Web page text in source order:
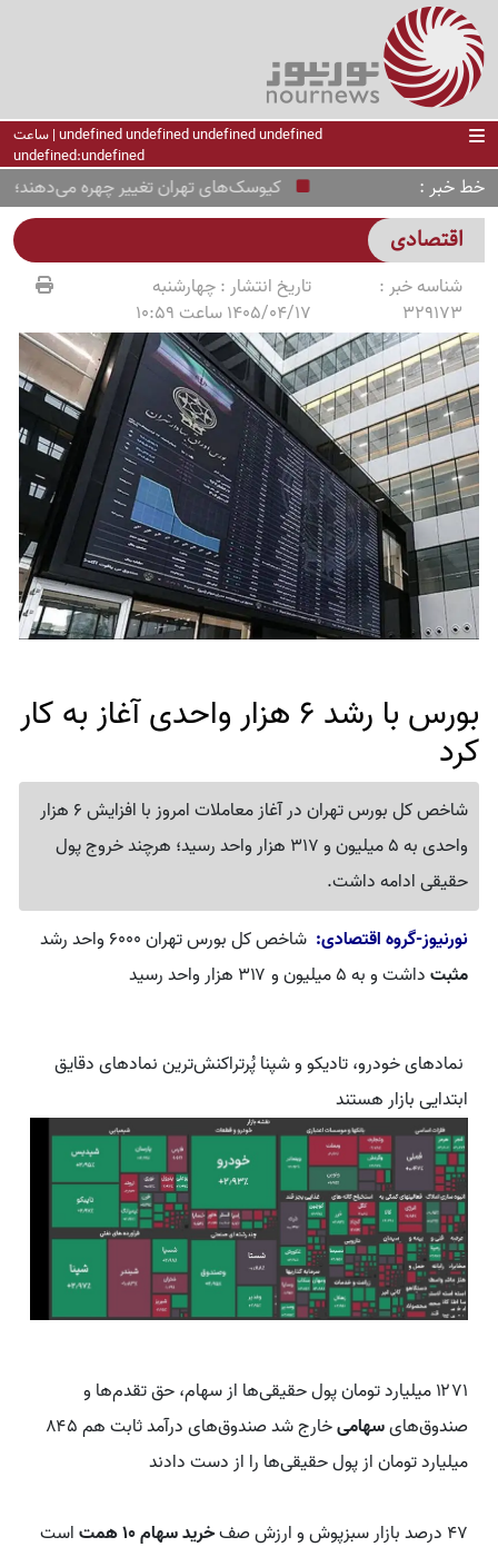
undefined undefined undefined undefined | ساعت
undefined:undefined
خط خبر کیوسک‌های تهران تغییر چهره می‌دهند؛
اقتصادی
شناسه خبر :
329173
تاریخ انتشار :چهارشنبه
1405/04/17 ساعت 10:59
بورس با رشد 6 هزار واحدی آغاز به کار
کرد
شاخص کل بورس تهران در آغاز معاملات امروز با افزایش 6 هزار
واحدی به 5 میلیون و 317 هزار واحد رسید؛ هرچند خروج پول
حقیقی ادامه داشت.
نورنیوز-گروه اقتصادی: شاخص کل بورس تهران ۶۰۰۰ واحد رشد
مثبتداشت و به ۵ میلیون و ۳۱۷ هزار واحد رسید
نمادهای خودرو، تادیکو و شپنا پُرتراکنش‌ترین نمادهای دقایق
ابتدایی بازار هستند
۱۲۷۱ میلیارد تومان پول حقیقی‌ها از سهام، حق تقدم‌ها و
صندوق‌هایسهامی
خارج شد صندوق‌های درآمد ثابت هم ۸۴۵
میلیارد تومان از پول حقیقی‌ها را از دست دادند
۴۷ درصد بازار سبزپوش و ارزش صف خرید سهام ۱۰ همت است